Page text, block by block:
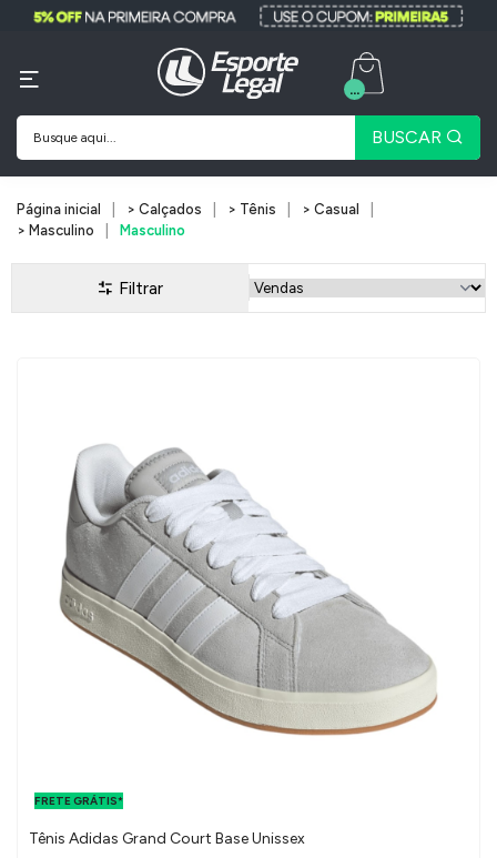
BUSCAR
...
Página inicial > Calçados > Tênis
> Casual
> Masculino
Masculino
Filtrar
FRETE GRÁTIS*
Tênis Adidas Grand Court Base Unissex